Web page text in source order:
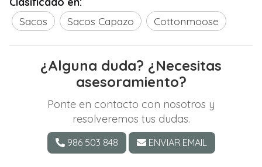
Sacos
Sacos Capazo Cottonmoose
¿Alguna duda? ¿Necesitas
asesoramiento?
Ponte en contacto con nosotros y
resolveremos tus dudas.
986 503 848 ENVIAR EMAIL